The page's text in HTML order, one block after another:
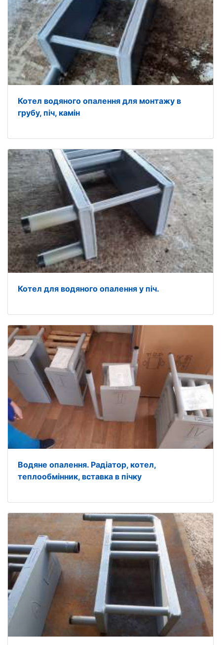
Котел водяного опалення для монтажу в
грубу, піч, камін
Котел для водяного опалення у піч.
Водяне опалення. Радіатор, котел,
теплообмінник, вставка в пічку